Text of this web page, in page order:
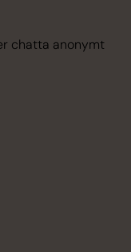
chatta anonymt